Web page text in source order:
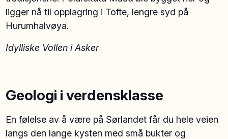
ligger nå til opplagring i Tofte, lengre syd på
Hurumhalvøya.
Idylliske Vollen i Asker
Geologi i verdensklasse
En følelse av å være på Sørlandet får du hele veien
langs den lange kysten med små bukter og